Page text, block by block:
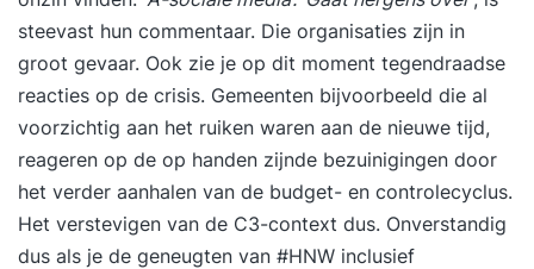
steevast hun commentaar. Die organisaties zijn in
groot gevaar. Ook zie je op dit moment tegendraadse
reacties op de crisis. Gemeenten bijvoorbeeld die al
voorzichtig aan het ruiken waren aan de nieuwe tijd,
reageren op de op handen zijnde bezuinigingen door
het verder aanhalen van de budget- en controlecyclus.
Het verstevigen van de C3-context dus. Onverstandig
dus als je de geneugten van #HNW inclusief